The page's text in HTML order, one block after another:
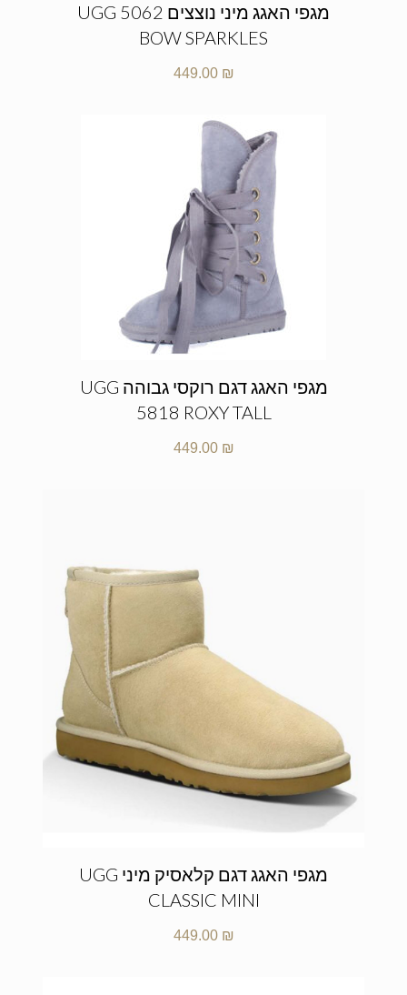
מגפי האגג מיני נוצצים UGG 5062
BOW SPARKLES
449.00 ₪
מגפי האגג דגם רוקסי גבוהה UGG
5818 ROXY TALL
449.00 ₪
מגפי האגג דגם קלאסיק מיני UGG
CLASSIC MINI
449.00 ₪